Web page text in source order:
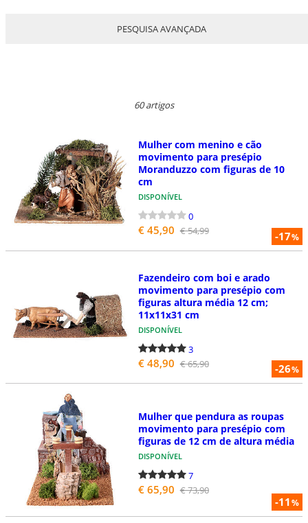
PESQUISA AVANÇADA
60 artigos
-17%
Mulher com menino e cão
movimento para presépio
Moranduzzo com figuras de 10
cm
DISPONÍVEL
0
€ 45,90 € 54,99
-26%
Fazendeiro com boi e arado
movimento para presépio com
figuras altura média 12 cm;
11x11x31 cm
DISPONÍVEL
3
€ 48,90 € 65,90
-11%
Mulher que pendura as roupas
movimento para presépio com
figuras de 12 cm de altura média
DISPONÍVEL
7
€ 65,90 € 73,90